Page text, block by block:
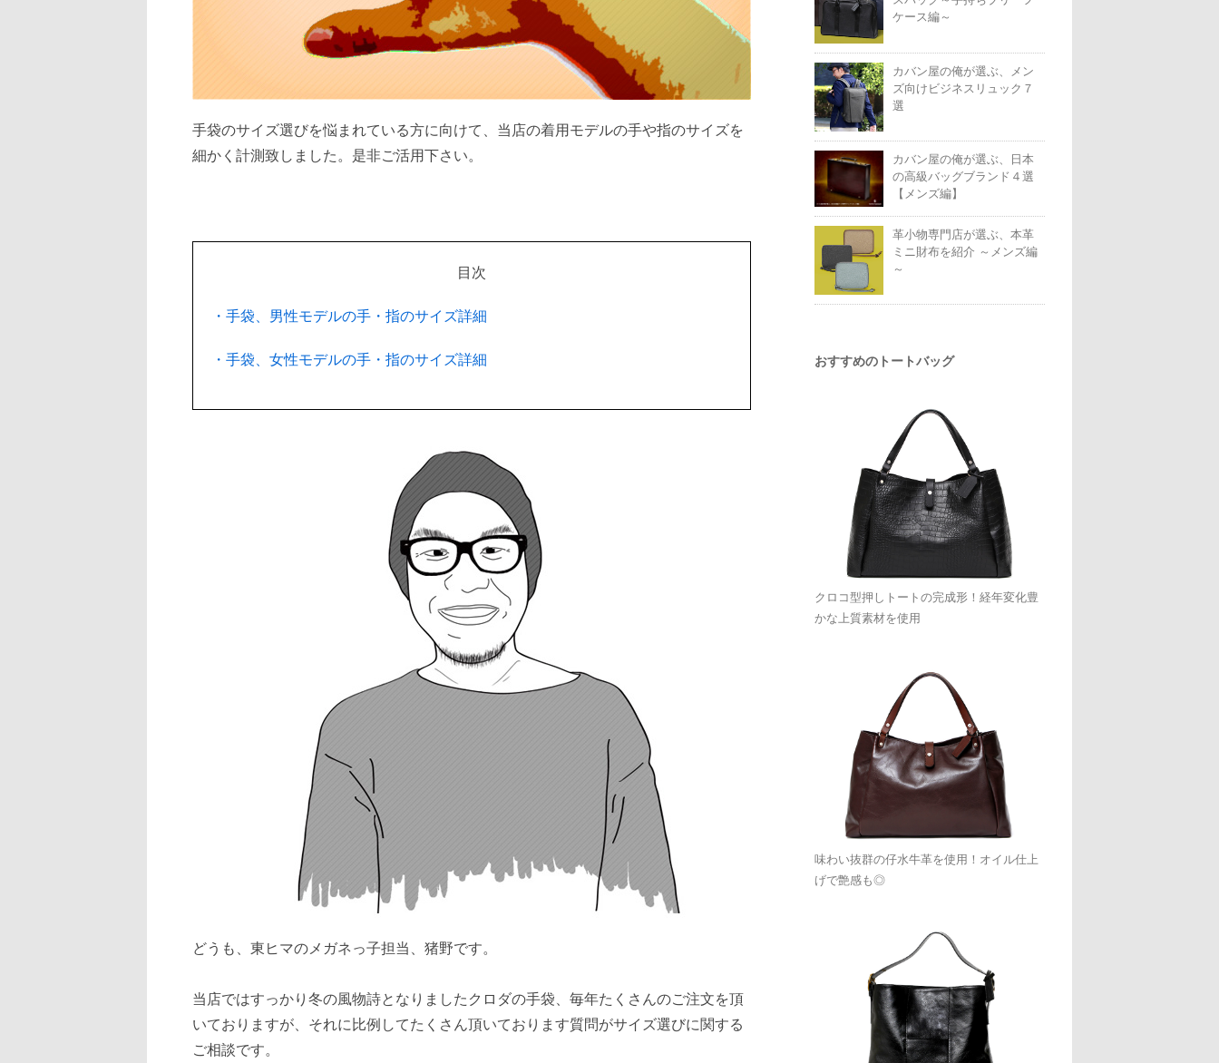
手袋のサイズ選びを悩まれている方に向けて、当店の着用モデルの手や指のサイズを
細かく計測致しました。是非ご活用下さい。
目次
・手袋、男性モデルの手・指のサイズ詳細
・手袋、女性モデルの手・指のサイズ詳細
どうも、東ヒマのメガネっ子担当、猪野です。
当店ではすっかり冬の風物詩となりましたクロダの手袋、毎年たくさんのご注文を頂
いておりますが、それに比例してたくさん頂いております質問がサイズ選びに関する
ご相談です。
ケース編～
カバン屋の俺が選ぶ、メン
ズ向けビジネスリュック７
選
カバン屋の俺が選ぶ、日本
の高級バッグブランド４選
【メンズ編】
革小物専門店が選ぶ、本革
ミニ財布を紹介 ～メンズ編
～
おすすめのトートバッグ
クロコ型押しトートの完成形！経年変化豊
かな上質素材を使用
味わい抜群の仔水牛革を使用！オイル仕上
げで艶感も◎